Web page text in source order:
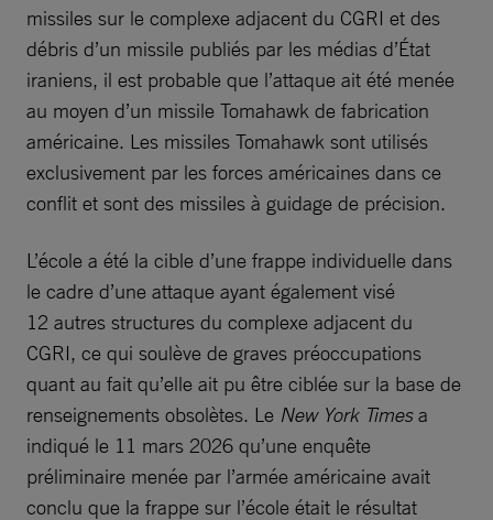
missiles sur le complexe adjacent du CGRI et des
débris d’un missile publiés par les médias d’État
iraniens, il est probable que l’attaque ait été menée
au moyen d’un missile Tomahawk de fabrication
américaine. Les missiles Tomahawk sont utilisés
exclusivement par les forces américaines dans ce
conflit et sont des missiles à guidage de précision.
L’école a été la cible d’une frappe individuelle dans
le cadre d’une attaque ayant également visé
12 autres structures du complexe adjacent du
CGRI, ce qui soulève de graves préoccupations
quant au fait qu’elle ait pu être ciblée sur la base de
renseignements obsolètes. Le New York Timesa
indiqué le 11 mars 2026 qu’une enquête
préliminaire menée par l’armée américaine avait
conclu que la frappe sur l’école était le résultat